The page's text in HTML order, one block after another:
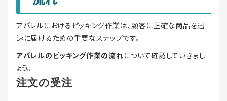
アパレルにおけるピッキング作業は、顧客に正確な商品を迅
速に届けるための重要なステップです。
アパレルのピッキング作業の流れについて確認していきまし
ょう。
注文の受注